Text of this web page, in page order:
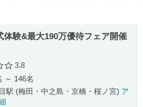
体験&最大190万優待フェア開催
口コミ評価
3.8
～ 146名
駅 (梅田・中之島・京橋・桜ノ宮) ア